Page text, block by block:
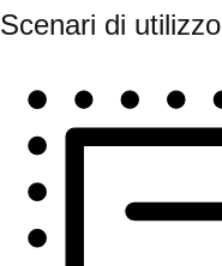
Scenari di utilizzo